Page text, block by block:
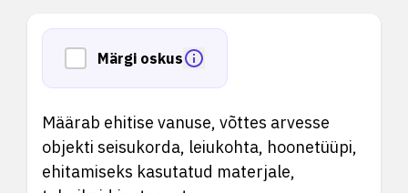
Märgi oskus
Määrab ehitise vanuse, võttes arvesse
objekti seisukorda, leiukohta, hoonetüüpi,
ehitamiseks kasutatud materjale,